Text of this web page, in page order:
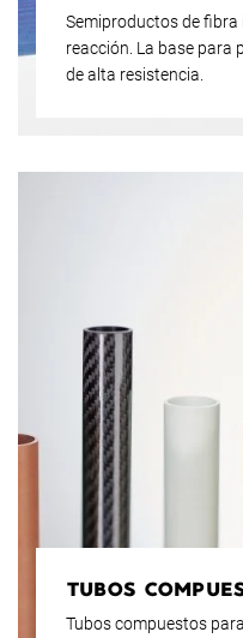
Semiproductos de
reacción. La base para
de alta resistencia.
TUBOS
Tubos compuestos